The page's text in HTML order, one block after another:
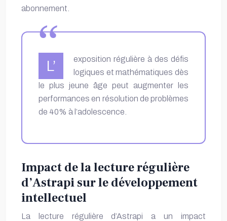
abonnement.
L’
exposition régulière à des défis
logiques et mathématiques dès
le plus jeune âge peut augmenter les
performances en résolution de problèmes
de 40% à l’adolescence.
Impact de la lecture régulière
d’Astrapi sur le développement
intellectuel
La lecture régulière d’Astrapi a un impact